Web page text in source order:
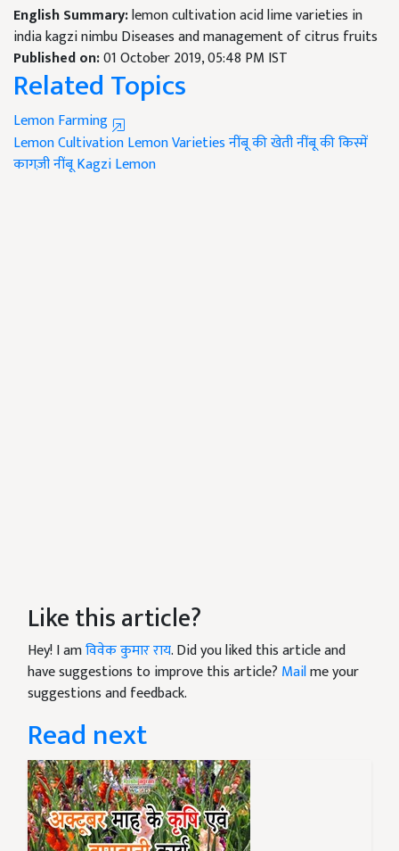
English Summary:lemon cultivation acid lime varieties in
india kagzi nimbu Diseases and management of citrus fruits
Published on:01 October 2019, 05:48 PM IST
Related Topics
Lemon Farming
Lemon CultivationLemon Varietiesनींबू की खेतीनींबू की किस्में
कागज़ी नींबूKagzi Lemon
Like this article?
Hey! I amविवेक कुमार राय. Did you liked this article and
have suggestions to improve this article? Mailme your
suggestions and feedback.
Read next